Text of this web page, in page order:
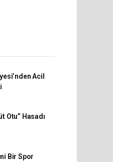
Acil
Otu” Hasadı
Bir Spor